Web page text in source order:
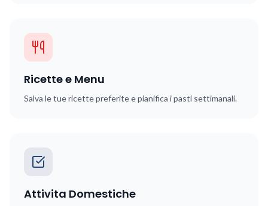
Ricette e Menu
Salva le tue ricette preferite e pianifica i pasti settimanali.
Attivita Domestiche